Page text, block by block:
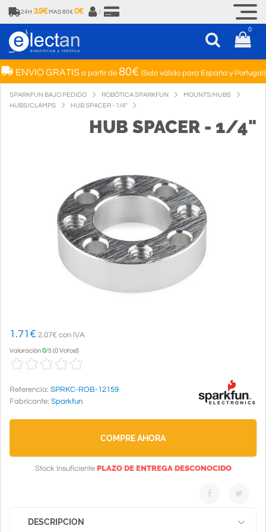
24H 3.9€ MAS 80€ 0€
0
ENVIO GRATISa partir de 80€ (Solo válido para España y Portugal)
SPARKFUN BAJO PEDIDO ROBÓTICA SPARKFUN
MOUNTS/HUBS
HUBS/CLAMPS
HUB SPACER - 1/4"
HUB SPACER - 1/4"
1.71 € 2.07€ con IVA
Valoración0/5(0 Votos!)
Referencia: SPRKC-ROB-12159
Fabricante: Sparkfun
COMPRE AHORA
Stock Insuficiente PLAZO DE ENTREGA DESCONOCIDO
DESCRIPCION